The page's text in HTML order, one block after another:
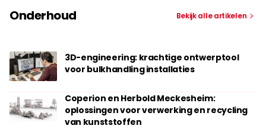
Onderhoud Bekijk alle artikelen
3D-engineering: krachtige ontwerptool
voor bulkhandling installaties
Coperion en Herbold Meckesheim:
oplossingen voor verwerking en recycling
van kunststoffen